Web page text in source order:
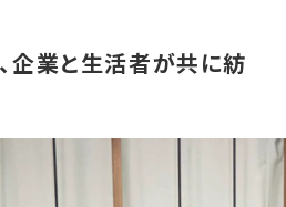
、企業と生活者が共に紡